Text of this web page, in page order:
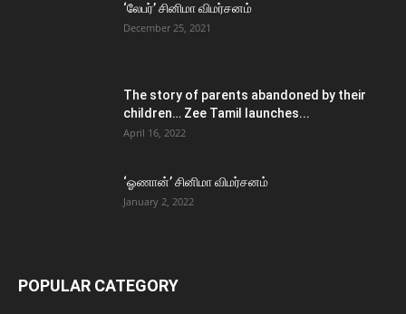
‘லேபர்’ சினிமா விமர்சனம்
December 25, 2021
The story of parents abandoned by their
children… Zee Tamil launches...
April 16, 2022
‘ஓணான்’ சினிமா விமர்சனம்
January 2, 2022
POPULAR CATEGORY